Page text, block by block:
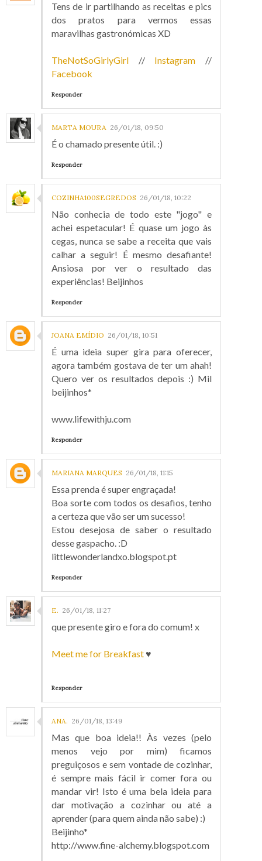
Tens de ir partilhando as receitas e pics
dos pratos para vermos essas
maravilhas gastronómicas XD
TheNotSoGirlyGirl // Instagram //
Facebook
Responder
MARTA MOURA 26/01/18, 09:50
É o chamado presente útil. :)
Responder
COZINHA100SEGREDOS 26/01/18, 10:22
Não conhecia de todo este "jogo" e
achei espetacular! É quase um jogo às
cegas, nunca se sabe a receita que vais
calhar a seguir! É mesmo desafiante!
Ansiosa por ver o resultado das
experiências! Beijinhos
Responder
JOANA EMÍDIO 26/01/18, 10:51
É uma ideia super gira para oferecer,
agora também gostava de ter um ahah!
Quero ver os resultados depois :) Mil
beijinhos*
www.lifewithju.com
Responder
MARIANA MARQUES 26/01/18, 11:15
Essa prenda é super engraçada!
Boa sorte com todos os desafios, tenho
a certeza que vão ser um sucesso!
Estou desejosa de saber o resultado
desse gaspacho. :D
littlewonderlandxo.blogspot.pt
Responder
E. 26/01/18, 11:27
que presente giro e fora do comum! x
Meet me for Breakfast ♥
Responder
ANA. 26/01/18, 13:49
Mas que boa ideia!! Às vezes (pelo
menos vejo por mim) ficamos
preguiçosos e sem vontade de cozinhar,
é sempre mais fácil ir comer fora ou
mandar vir! Isto é uma bela ideia para
dar motivação a cozinhar ou até a
aprender (para quem ainda não sabe) :)
Beijinho*
http://www.fine-alchemy.blogspot.com